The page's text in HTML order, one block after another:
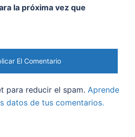
la próxima vez que
para reducir el spam. Aprende
datos de tus comentarios.